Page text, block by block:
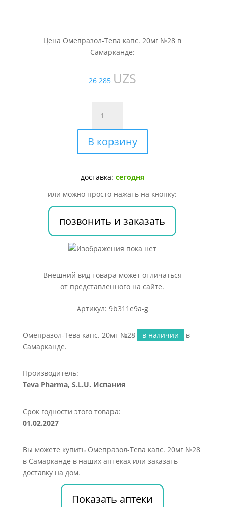
Цена Омепразол-Тева капс. 20мг №28 в
Самарканде:
26 285 UZS
товара
Омепразол-
Тева
капс.
№28
В корзину
доставка: сегодня
или можно просто нажать на кнопку:
позвонить и заказать
Внешний вид товара может отличаться
от представленного на сайте.
Артикул: 9b311e9a-g
Омепразол-Тева капс. 20мг №28 в наличии
в
Самарканде.
Производитель:
Teva Pharma, S.L.U. Испания
Срок годности этого товара:
01.02.2027
Вы можете купить Омепразол-Тева капс. 20мг №28
в Самарканде в наших аптеках или заказать
доставку на дом.
Показать аптеки